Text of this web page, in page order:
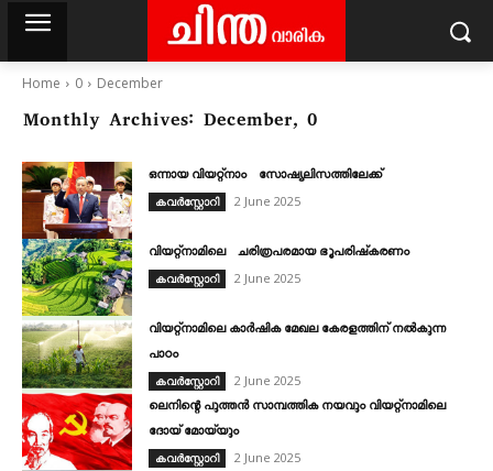
Home 0 December
Monthly Archives: December, 0
ഒന്നായ വിയറ്റ്നാം സോഷ്യലിസത്തിലേക്ക്
കവര്‍സ്റ്റോറി
2 June 2025
വിയറ്റ്നാമിലെ ചരിത്രപരമായ ഭൂപരിഷ്കരണം
കവര്‍സ്റ്റോറി
2 June 2025
വിയറ്റ്നാമിലെ കാർഷിക മേഖല കേരളത്തിന് നൽകുന്ന
പാഠം
കവര്‍സ്റ്റോറി
2 June 2025
ലെനിന്റെ പുത്തൻ സാമ്പത്തിക നയവും വിയറ്റ്നാമിലെ
ദോയ് മോയ്‌യും
കവര്‍സ്റ്റോറി
2 June 2025